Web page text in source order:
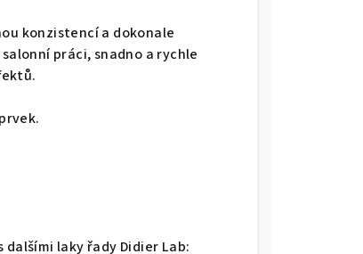
konzistencí a dokonale
práci, snadno a rychle
laky řady Didier Lab: